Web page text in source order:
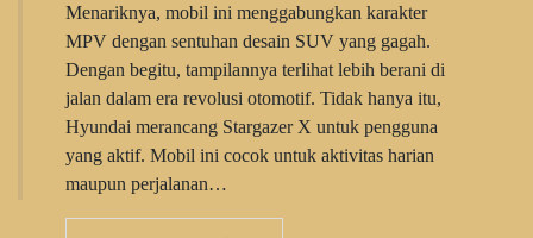
Menariknya, mobil ini menggabungkan karakter
MPV dengan sentuhan desain SUV yang gagah.
Dengan begitu, tampilannya terlihat lebih berani di
jalan dalam era revolusi otomotif. Tidak hanya itu,
Hyundai merancang Stargazer X untuk pengguna
yang aktif. Mobil ini cocok untuk aktivitas harian
maupun perjalanan…